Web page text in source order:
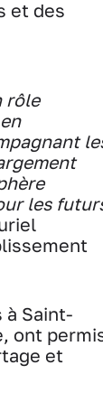
et des
rôle
les
à Saint-
ont
et